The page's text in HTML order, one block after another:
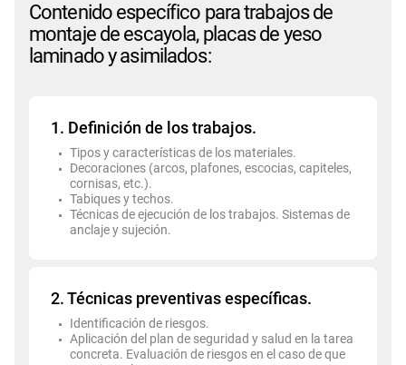
Contenido específico para trabajos de
montaje de escayola, placas de yeso
laminado y asimilados:
1. Definición de los trabajos.
Tipos y características de los materiales.
Decoraciones (arcos, plafones, escocias, capiteles,
cornisas, etc.).
Tabiques y techos.
Técnicas de ejecución de los trabajos. Sistemas de
anclaje y sujeción.
2. Técnicas preventivas específicas.
Identificación de riesgos.
Aplicación del plan de seguridad y salud en la tarea
concreta. Evaluación de riesgos en el caso de que